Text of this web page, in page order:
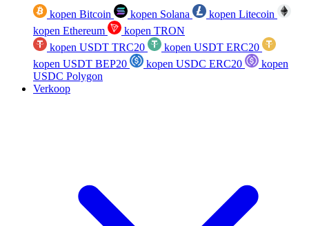
kopen Bitcoin kopen Solana
kopen Litecoin
kopen Ethereum
kopen TRON
kopen USDT TRC20
kopen USDT ERC20
kopen USDT BEP20
kopen USDC ERC20
kopen
USDC Polygon
Verkoop